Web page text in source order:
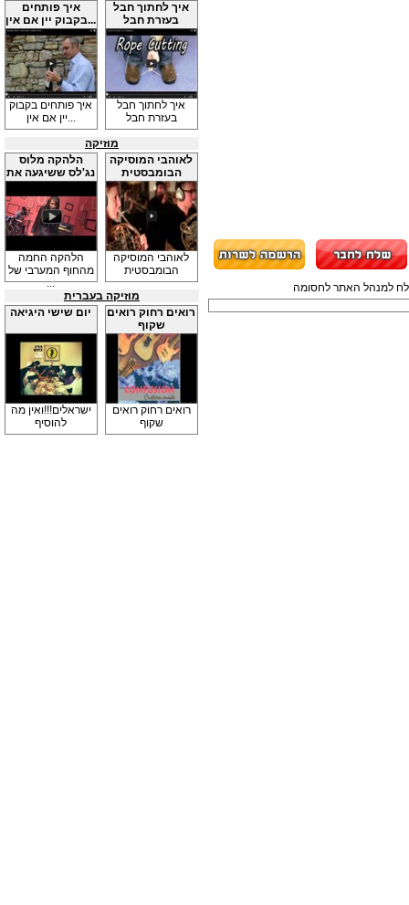
איך פותחים
בקבוק יין אם אין...
איך פותחים בקבוק
יין אם אין...
איך לחתוך חבל
בעזרת חבל
איך לחתוך חבל
בעזרת חבל
מוזיקה
הלהקה מלוס
נג'לס ששיגעה את
...
הלהקה החמה
מהחוף המערבי של
...
לאוהבי המוסיקה
הבומבסטית
לאוהבי המוסיקה
הבומבסטית
מוזיקה בעברית
יום שישי היגיאה
ישראלים!!!ואין מה
להוסיף
רואים רחוק רואים
שקוף
רואים רחוק רואים
שקוף
למנהל האתר לחסומה